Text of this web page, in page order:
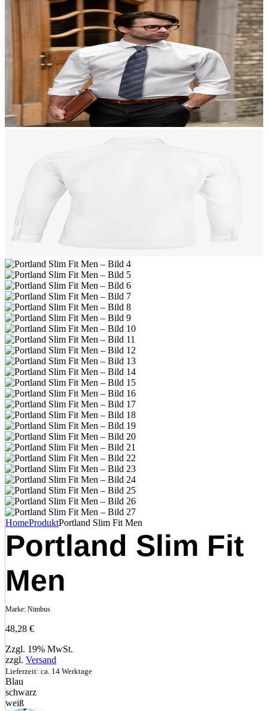
HomeProduktPortland Slim Fit Men
Portland Slim Fit
Men
Marke: Nimbus
48,28 €
Zzgl. 19% MwSt.
zzgl. Versand
Lieferzeit: ca. 14 Werktage
Blau
schwarz
weiß